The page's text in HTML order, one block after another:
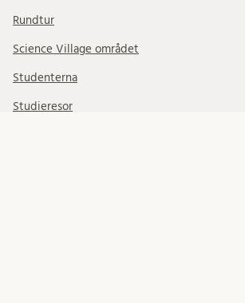
Rundtur
Science Village området
Studenterna
Studieresor